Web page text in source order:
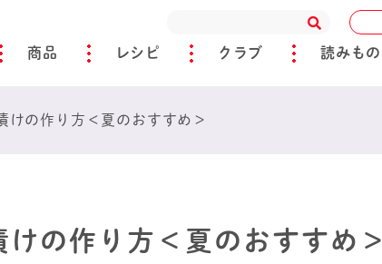
商品 レシピ クラブ 読みもの
けの作り方＜夏のおすすめ＞
の作り方＜夏のおすすめ＞